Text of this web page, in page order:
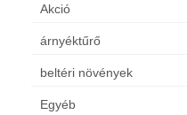
Akció
árnyéktűrő
beltéri növények
Egyéb